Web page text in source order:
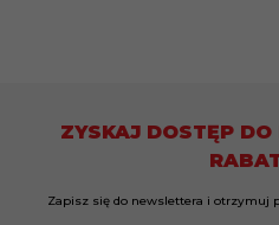
ZYSKAJ DOSTĘP
Zapisz się do newslettera i otrzymuj